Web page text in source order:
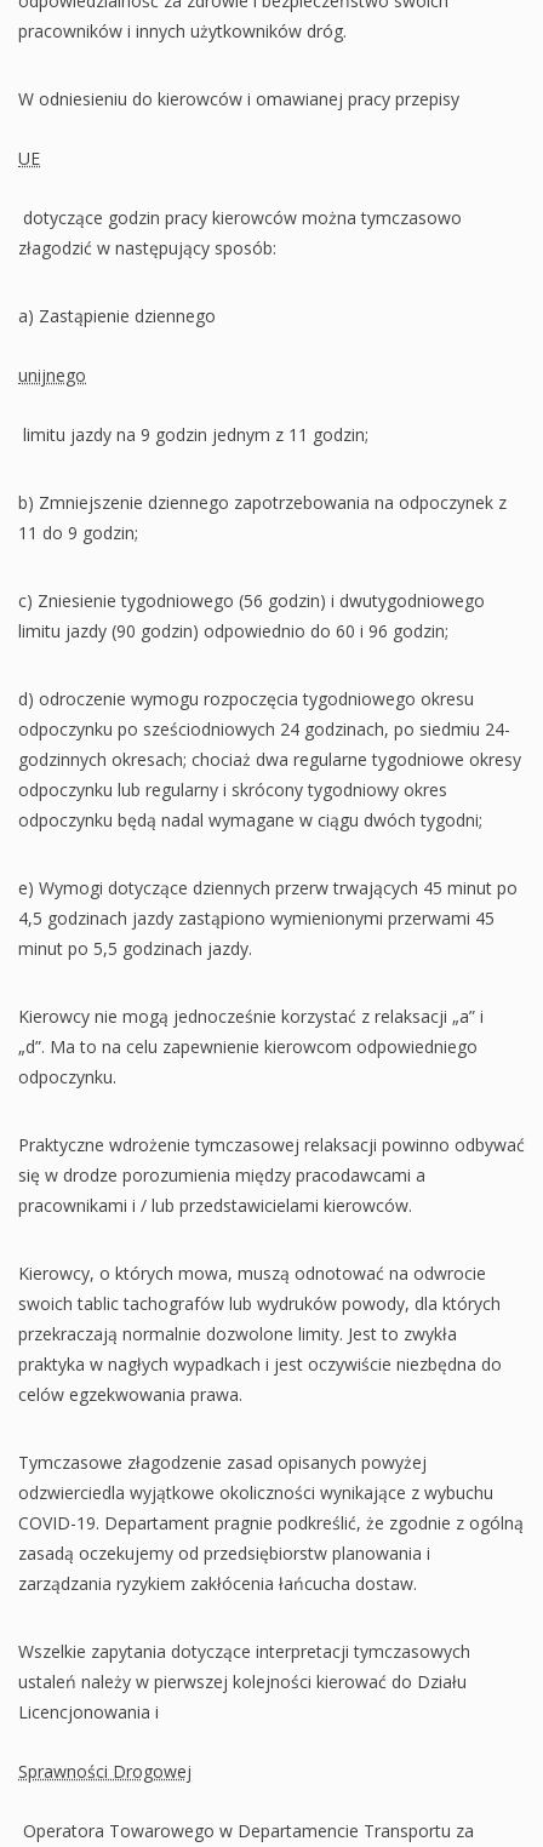
pracowników i innych użytkowników dróg.
W odniesieniu do kierowców i omawianej pracy przepisy
UE
dotyczące godzin pracy kierowców można tymczasowo
złagodzić w następujący sposób:
a) Zastąpienie dziennego
unijnego
limitu jazdy na 9 godzin jednym z 11 godzin;
b) Zmniejszenie dziennego zapotrzebowania na odpoczynek z
11 do 9 godzin;
c) Zniesienie tygodniowego (56 godzin) i dwutygodniowego
limitu jazdy (90 godzin) odpowiednio do 60 i 96 godzin;
d) odroczenie wymogu rozpoczęcia tygodniowego okresu
odpoczynku po sześciodniowych 24 godzinach, po siedmiu 24-
godzinnych okresach; chociaż dwa regularne tygodniowe okresy
odpoczynku lub regularny i skrócony tygodniowy okres
odpoczynku będą nadal wymagane w ciągu dwóch tygodni;
e) Wymogi dotyczące dziennych przerw trwających 45 minut po
4,5 godzinach jazdy zastąpiono wymienionymi przerwami 45
minut po 5,5 godzinach jazdy.
Kierowcy nie mogą jednocześnie korzystać z relaksacji „a” i
„d”. Ma to na celu zapewnienie kierowcom odpowiedniego
odpoczynku.
Praktyczne wdrożenie tymczasowej relaksacji powinno odbywać
się w drodze porozumienia między pracodawcami a
pracownikami i / lub przedstawicielami kierowców.
Kierowcy, o których mowa, muszą odnotować na odwrocie
swoich tablic tachografów lub wydruków powody, dla których
przekraczają normalnie dozwolone limity. Jest to zwykła
praktyka w nagłych wypadkach i jest oczywiście niezbędna do
celów egzekwowania prawa.
Tymczasowe złagodzenie zasad opisanych powyżej
odzwierciedla wyjątkowe okoliczności wynikające z wybuchu
COVID-19. Departament pragnie podkreślić, że zgodnie z ogólną
zasadą oczekujemy od przedsiębiorstw planowania i
zarządzania ryzykiem zakłócenia łańcucha dostaw.
Wszelkie zapytania dotyczące interpretacji tymczasowych
ustaleń należy w pierwszej kolejności kierować do Działu
Licencjonowania i
Sprawności Drogowej
Operatora Towarowego w Departamencie Transportu za